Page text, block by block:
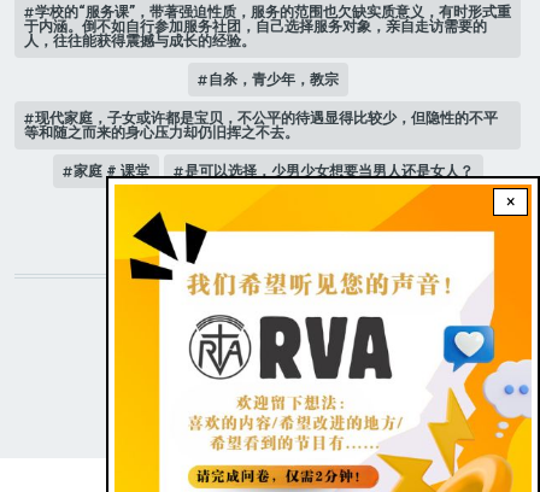
×
学校的“服务课”，带著强迫性质，服务的范围也欠缺实质意义，有时形式重
于内涵。倒不如自行参加服务社团，自己选择服务对象，亲自走访需要的
人，往往能获得震撼与成长的经验。
自杀，青少年，教宗
现代家庭，子女或许都是宝贝，不公平的待遇显得比较少，但隐性的不平
等和随之而来的身心压力却仍旧挥之不去。
家庭 # 课堂 是可以选择，少男少女想要当男人还是女人？
STAY CONNECTED WITH US!